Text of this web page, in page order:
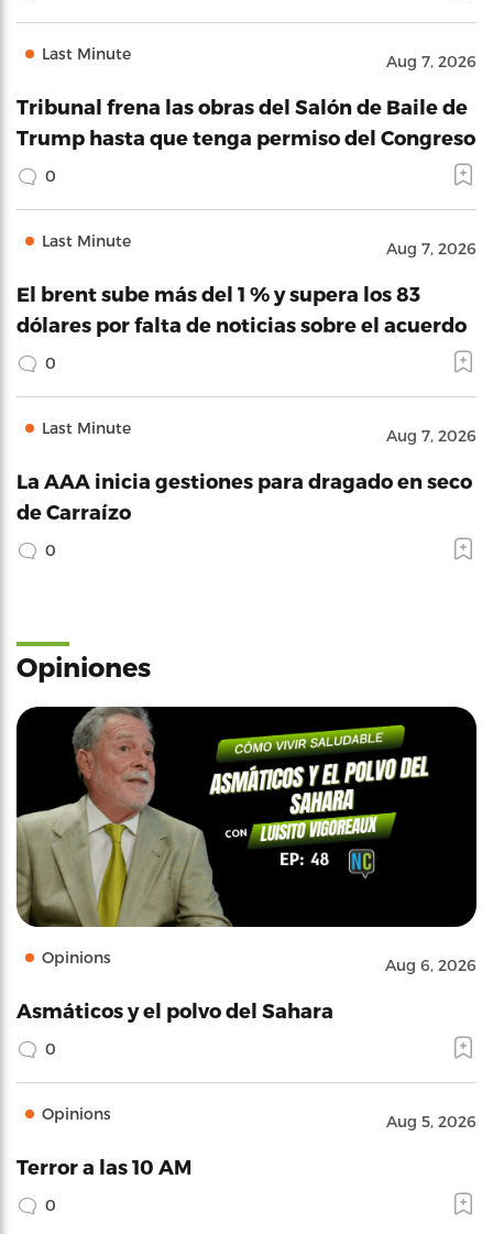
Last Minute Aug 7, 2026
Tribunal frena las obras del Salón de Baile de
Trump hasta que tenga permiso del Congreso
0
Last Minute Aug 7, 2026
El brent sube más del 1 % y supera los 83
dólares por falta de noticias sobre el acuerdo
0
Last Minute Aug 7, 2026
La AAA inicia gestiones para dragado en seco
de Carraízo
0
Opiniones
Opinions Aug 6, 2026
Asmáticos y el polvo del Sahara
0
Opinions Aug 5, 2026
Terror a las 10 AM
0